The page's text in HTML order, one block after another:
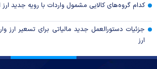
کدام گروه‌های کالایی مشمول واردات با رویه جدید
جزئیات دستورالعمل جدید مالیاتی برای تسعیر ارز
ارز